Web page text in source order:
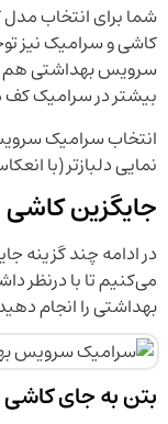
شما برای انتخاب
کاشی و سرامیک نیز
سرویس بهداشتی هم
بیشتر در سرامیک کف
انتخاب سرامیک
نمایی دلبازتر (با
جایگزین
در ادامه چند گزینه
می‌کنیم تا با درنظر
بهداشتی را انجام
بتن به جای